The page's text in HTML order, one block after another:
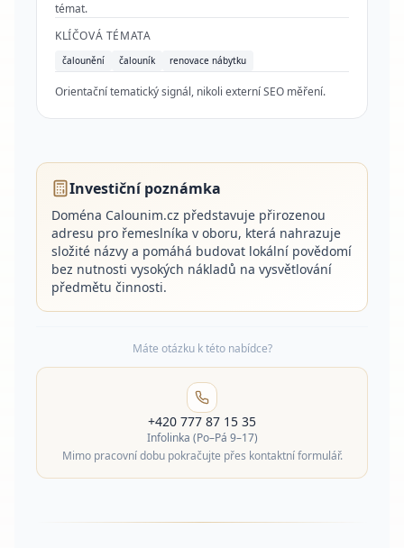
témat.
KLÍČOVÁ TÉMATA
čalounění čalouník renovace nábytku
Orientační tematický signál, nikoli externí SEO měření.
Investiční poznámka
Doména Calounim.cz představuje přirozenou
adresu pro řemeslníka v oboru, která nahrazuje
složité názvy a pomáhá budovat lokální povědomí
bez nutnosti vysokých nákladů na vysvětlování
předmětu činnosti.
Máte otázku k této nabídce?
+420 777 87 15 35
Infolinka (Po–Pá 9–17)
Mimo pracovní dobu pokračujte přes kontaktní formulář.